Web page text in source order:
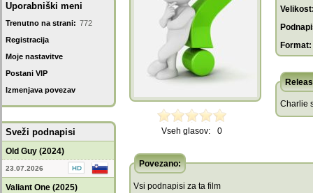
Uporabniški meni
Trenutno na strani: 772
Registracija
Moje nastavitve
Postani VIP
Izmenjava povezav
Sveži podnapisi
Old Guy (2024)
23.07.2026
Valiant One (2025)
Vseh glasov: 0
Format:
Charlie
Povezano:
Vsi podnapisi za ta film